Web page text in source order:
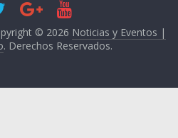
© 2026 Noticias y Eventos |
. Derechos Reservados.